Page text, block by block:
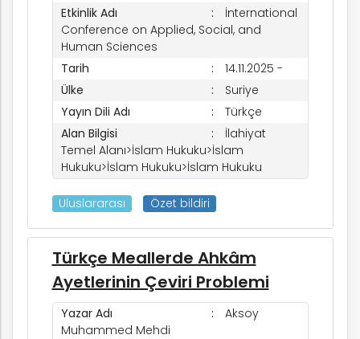
Etkinlik Adı
İnternational
Conference on Applied, Social, and
Human Sciences
Tarih
14.11.2025 -
Ülke
Suriye
Yayın Dili Adı
Türkçe
Alan Bilgisi
İlahiyat
Temel Alanı>İslam Hukuku>İslam
Hukuku>İslam Hukuku>İslam Hukuku
Uluslararası Özet bildiri
Türkçe Meallerde Ahkâm
Ayetlerinin Çeviri Problemi
Yazar Adı
Aksoy
Muhammed Mehdi